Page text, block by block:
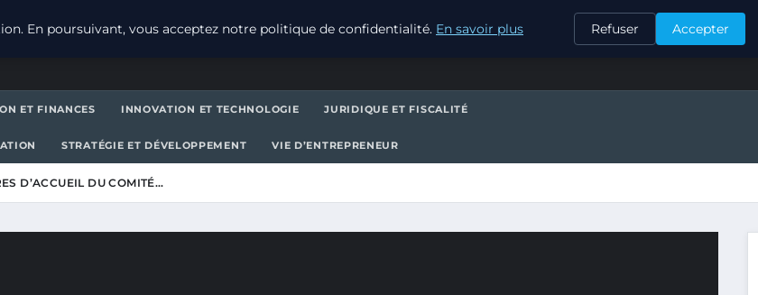
CONTACT
ET FINANCES INNOVATION ET TECHNOLOGIE JURIDIQUE ET FISCALITÉ
STRATÉGIE ET DÉVELOPPEMENT VIE D’ENTREPRENEUR
D’ACCUEIL DU COMITÉ…
En poursuivant, vous acceptez notre politique de confidentialité. En savoir plus Refuser Accepter